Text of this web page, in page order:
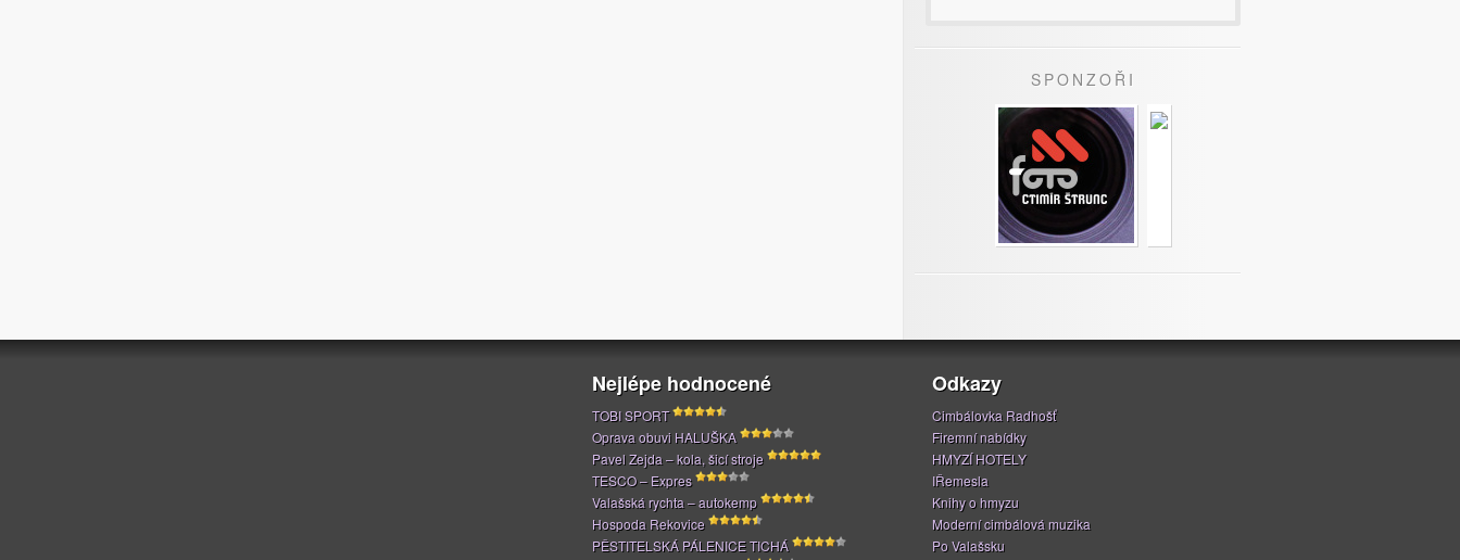
SPONZOŘI
Nejlépe hodnocené
TOBI SPORT
Oprava obuvi HALUŠKA
Pavel Zejda – kola, šicí stroje
TESCO – Expres
Valašská rychta – autokemp
Hospoda Rekovice
PĚSTITELSKÁ PÁLENICE TICHÁ
Odkazy
Cimbálovka Radhošť
Firemní nabídky
HMYZÍ HOTELY
IŘemesla
Knihy o hmyzu
Moderní cimbálová muzika
Po Valašsku